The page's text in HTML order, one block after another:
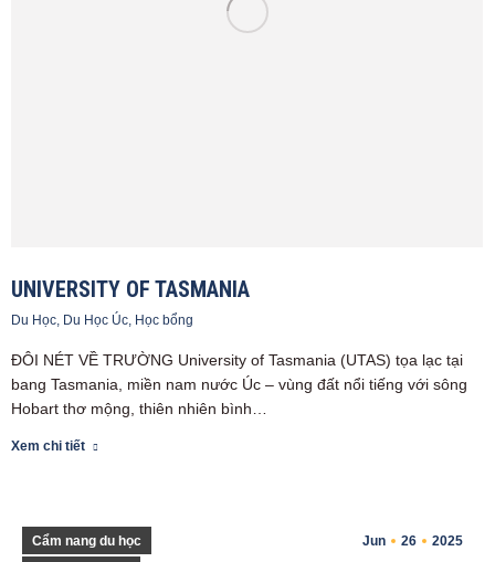
UNIVERSITY OF TASMANIA
Du Học, Du Học Úc, Học bổng
ĐÔI NÉT VỀ TRƯỜNG University of Tasmania (UTAS) tọa lạc tại
bang Tasmania, miền nam nước Úc – vùng đất nổi tiếng với sông
Hobart thơ mộng, thiên nhiên bình…
Xem chi tiết
Jun 26 2025
Cẩm nang du học